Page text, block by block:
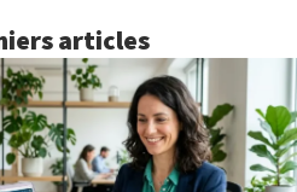
articles